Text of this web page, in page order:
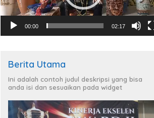
00:00 02:17
Berita Utama
Ini adalah contoh judul deskripsi yang bisa
anda isi dan sesuaikan pada widget